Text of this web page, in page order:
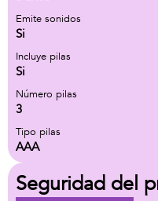
Emite sonidos
Si
Incluye pilas
Si
Número pilas
3
Tipo pilas
AAA
Seguridad del